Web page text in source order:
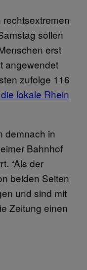
sollen
erst
angewendet
zufolge 116
lokale Rhein
demnach in
Bahnhof
“Als der
beiden Seiten
und sind mit
Zeitung einen